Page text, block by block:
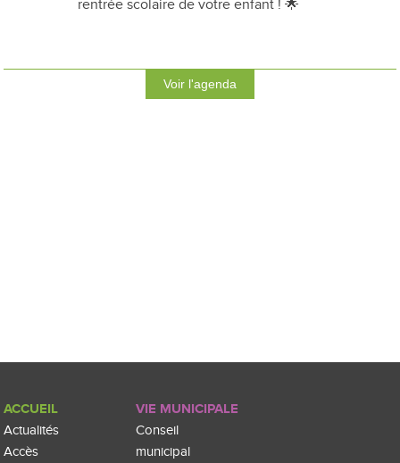
rentrée scolaire de votre enfant ! 🌟
Voir l'agenda
ACCUEIL
Actualités
Accès
VIE MUNICIPALE
Conseil
municipal